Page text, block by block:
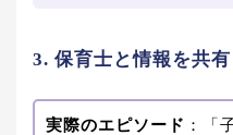
3. 保育士と情報を共有
実際のエピソード ：「